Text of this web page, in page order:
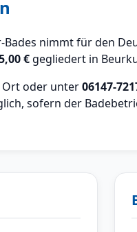
Bades nimmt für den
€ gegliedert in
oder unter06147-
sofern der